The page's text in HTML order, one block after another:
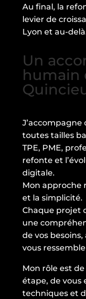
Au final, la
levier de
Lyon et au-
Un
humain
J’accompagne
toutes tailles
TPE, PME,
refonte et
digitale.
Mon approche
et la simplicité.
Chaque projet
une
de vos
vous
Mon rôle est
étape, de vous
techniques et